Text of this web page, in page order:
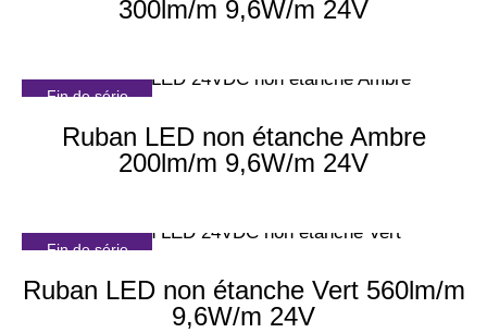
300lm/m 9,6W/m 24V
Fin de série
Ruban LED non étanche Ambre
200lm/m 9,6W/m 24V
Fin de série
Ruban LED non étanche Vert 560lm/m
9,6W/m 24V